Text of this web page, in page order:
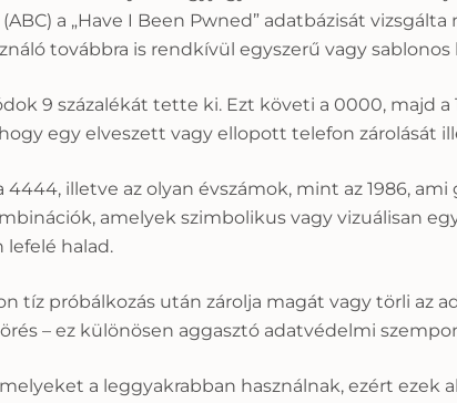
a „Have I Been Pwned” adatbázisát
továbbra is rendkívül egyszerű vagy sablonos
9 százalékát tette ki. Ezt követi a 0000, majd a
egy elveszett vagy ellopott telefon zárolását
4444, illetve az olyan évszámok, mint az 1986,
amelyek szimbolikus vagy vizuálisan
halad.
tíz próbálkozás után zárolja magát vagy törli az
– ez különösen aggasztó adatvédelmi
a leggyakrabban használnak, ezért ezek